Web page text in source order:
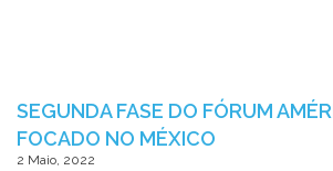
SEGUNDA FASE DO FÓRUM
FOCADO NO MÉXICO
2 Maio, 2022